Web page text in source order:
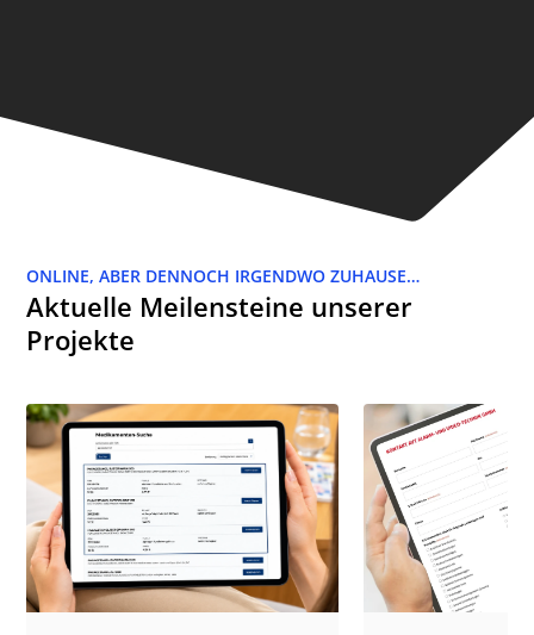
ONLINE, ABER DENNOCH IRGENDWO ZUHAUSE…
Aktuelle Meilensteine unserer
Projekte